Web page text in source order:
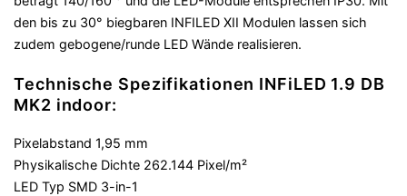
den bis zu 30° biegbaren INFILED XII Modulen lassen sich
zudem gebogene/runde LED Wände realisieren.
Technische Spezifikationen INFiLED 1.9 DB
MK2 indoor:
Pixelabstand 1,95 mm
Physikalische Dichte 262.144 Pixel/m²
LED Typ SMD 3-in-1